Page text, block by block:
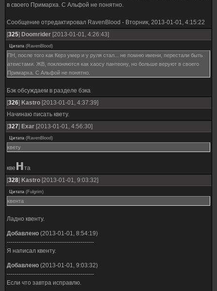
в своего Примарха. С Альфой не понятно.
Сообщение отредактировал RavenBlood - Вторник, 2013-01-01, 4:15:22
[325] Doomrider [2013-01-01, 4:26:43]
Цитата (RavenBlood)
ПН, после того как Керз умер и у руля стал... не помню имени, перестали быть
атеистами. ЖВ, поклоняются как хаосу пантеону, но больше веруют в своего
Примарха. С Альфой не понятно.
Бэк обсуждаем в разделе бэка
[326] Kastro [2013-01-01, 4:37:39]
Начинаю писать квету.
[327] Exar [2013-01-01, 4:56:30]
Цитата (RavenBlood)
квету
кве нта
[328] Kastro [2013-01-01, 9:03:32]
Цитата (Fulgrim)
квента
Ладно квенту.
Добавлено (2013-01-01, 8:54:19)
---------------------------------------------
Я написал квенту.
Добавлено (2013-01-01, 9:03:32)
---------------------------------------------
Если что завтра исправлю.